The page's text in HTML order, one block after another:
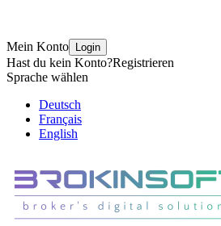
Mein Konto Login
Hast du kein Konto?Registrieren
Sprache wählen
Deutsch
Français
English